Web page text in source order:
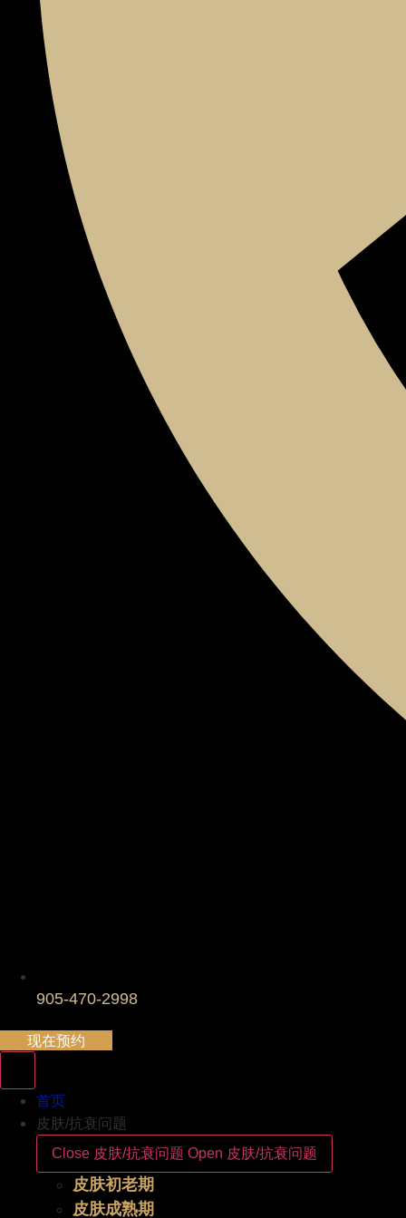
905-470-2998
现在预约
首页
皮肤/抗衰问题
Close 皮肤/抗衰问题 Open 皮肤/抗衰问题
皮肤初老期
皮肤成熟期